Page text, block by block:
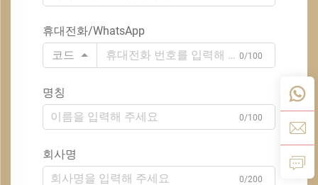
휴대전화/WhatsApp
코드
0/100
명칭
0/100
회사명
0/200